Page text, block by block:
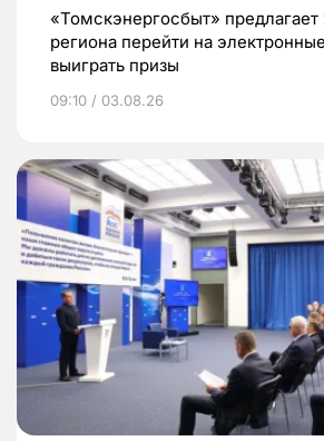
«Томскэнергосбыт»
региона перейти на
выиграть призы
09:10 / 03.08.26